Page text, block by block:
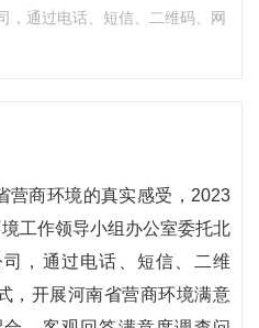
，通过电话、短信、二维码、网
营商环境的真实感受，2023
工作领导小组办公室委托北
，通过电话、短信、二维
，开展河南省营商环境满意